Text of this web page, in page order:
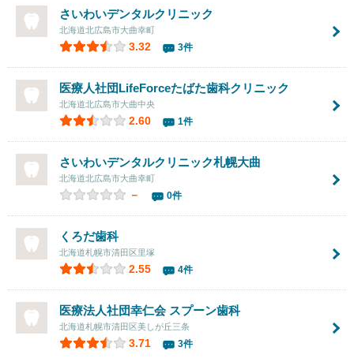
さいわいデンタルクリニック
北海道北広島市大曲幸町
3.32 3件
医療人社団LifeForceたばた歯科クリニック
北海道北広島市大曲中央
2.60 1件
さいわいデンタルクリニック札幌大曲
北海道北広島市大曲幸町
－ 0件
くろだ歯科
北海道札幌市清田区里塚
2.55 4件
医療法人社団幸仁会 スプーン歯科
北海道札幌市清田区美しが丘三条
3.71 3件